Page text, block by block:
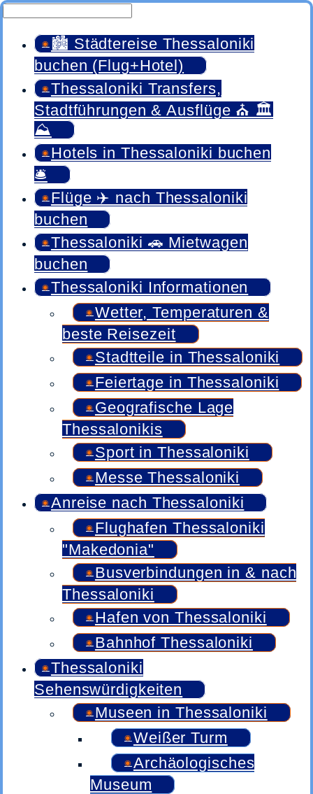
🏙️ Städtereise Thessaloniki
buchen (Flug+Hotel)
Thessaloniki Transfers,
Stadtführungen & Ausflüge ⛪ 🏛️
⛰️
Hotels in Thessaloniki buchen
🛎️
Flüge ✈️ nach Thessaloniki
buchen
Thessaloniki 🚗 Mietwagen
buchen
Thessaloniki Informationen
Wetter, Temperaturen &
beste Reisezeit
Stadtteile in Thessaloniki
Feiertage in Thessaloniki
Geografische Lage
Thessalonikis
Sport in Thessaloniki
Messe Thessaloniki
Anreise nach Thessaloniki
Flughafen Thessaloniki
"Makedonia"
Busverbindungen in & nach
Thessaloniki
Hafen von Thessaloniki
Bahnhof Thessaloniki
Thessaloniki
Sehenswürdigkeiten
Museen in Thessaloniki
Weißer Turm
Archäologisches
Museum